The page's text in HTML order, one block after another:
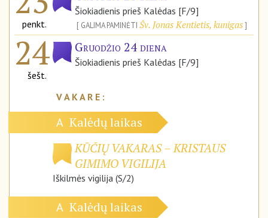
penkt.
Šiokiadienis prieš Kalėdas [F/9]
GALIMA PAMINĖTI Šv. Jonas Kentietis, kunigas
24
šešt.
Gruodžio 24 diena
Šiokiadienis prieš Kalėdas [F/9]
A Kalėdų laikas
KŪČIŲ VAKARAS – KRISTAUS
GIMIMO VIGILIJA
Iškilmės vigilija (S/2)
A Kalėdų laikas